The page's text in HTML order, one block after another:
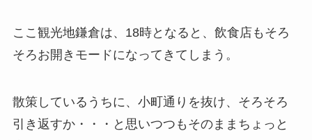
ここ観光地鎌倉は、18時となると、飲食店もそろ
そろお開きモードになってきてしまう。
散策しているうちに、小町通りを抜け、そろそろ
引き返すか・・・と思いつつもそのままちょっと